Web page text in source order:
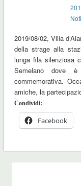
2019/08/02, Villa
della strage alla
lunga fila silenziosa
Semelano dove
commemorativa.
amiche, la
Condividi:
Facebook